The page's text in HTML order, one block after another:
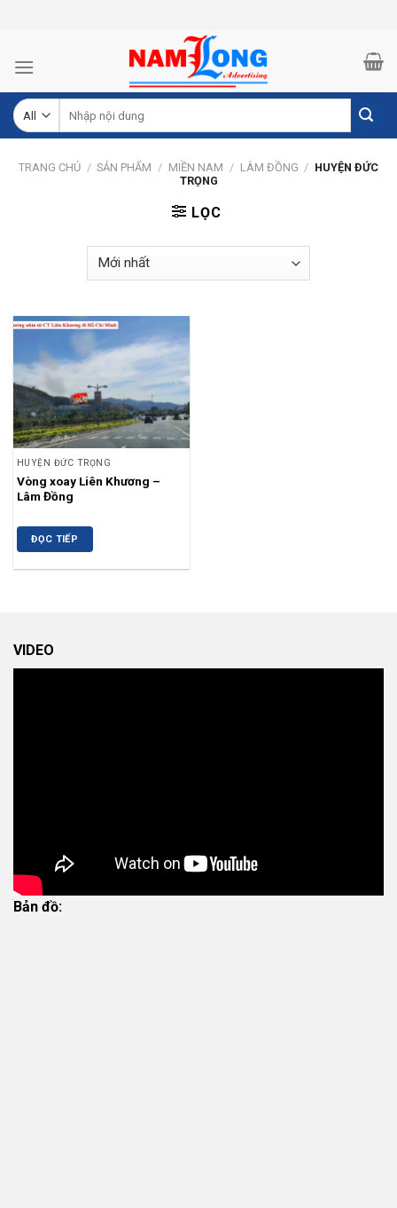
kiếm:
TRANG CHỦ / SẢN PHẨM / MIỀN NAM / LÂM ĐỒNG / HUYỆN ĐỨC
TRỌNG
LỌC
HUYỆN ĐỨC TRỌNG
Vòng xoay Liên Khương –
Lâm Đồng
ĐỌC TIẾP
VIDEO
Bản đồ: